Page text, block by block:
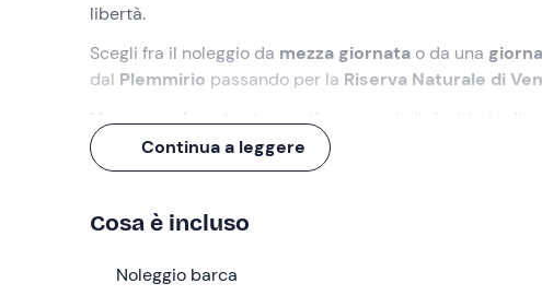
libertà.
Scegli fra il noleggio da mezza giornata o da una
dal Plemmirio passando per la Riserva Naturale di
Non serve la patente nautica
, ma solo il desiderio di
Cosa faremo
L'appuntamento è al porto di
che c'è da sapere sulla sua conduzione e sulle
La costa siracusana è ricca di spiagge e luoghi da
Continua a leggere
Cosa è incluso
Noleggio barca